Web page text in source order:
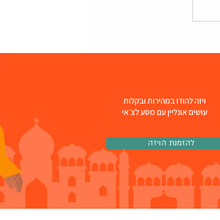
ויזה להודו במהירות ובקלות
עושים אונליין עם מסע לצ׳אי
להזמנת הויזה